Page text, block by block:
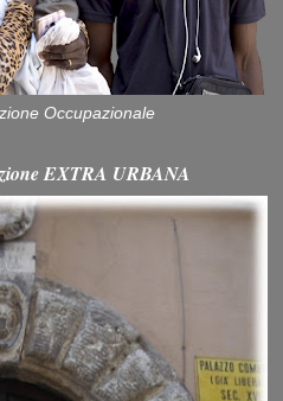
Occupazionale
EXTRA URBANA